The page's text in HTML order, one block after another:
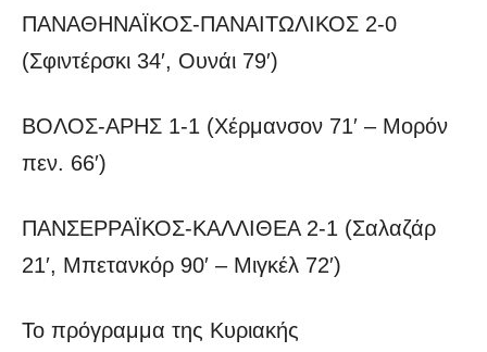
ΠΑΝΑΘΗΝΑΪΚΟΣ-ΠΑΝΑΙΤΩΛΙΚΟΣ 2-0
(Σφιντέρσκι 34′, Ουνάι 79′)
ΒΟΛΟΣ-ΑΡΗΣ 1-1 (Χέρμανσον 71′ – Μορόν
πεν. 66′)
ΠΑΝΣΕΡΡΑΪΚΟΣ-ΚΑΛΛΙΘΕΑ 2-1 (Σαλαζάρ
21′, Μπετανκόρ 90′ – Μιγκέλ 72′)
Το πρόγραμμα της Κυριακής